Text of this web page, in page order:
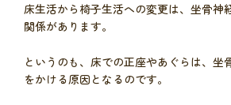
床生活から椅子生活への変更は、坐骨神
関係があります。
というのも、床での正座やあぐらは、坐
をかける原因となるのです。